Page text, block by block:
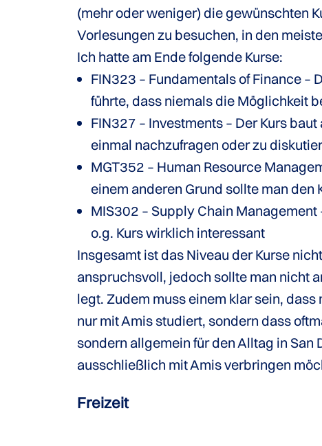
(mehr oder weniger) die gewünschten
Vorlesungen zu besuchen, in den
Ich hatte am Ende folgende Kurse:
FIN323 – Fundamentals of Finance –
führte, dass niemals die Möglichkeit
FIN327 – Investments – Der Kurs
einmal nachzufragen oder zu
MGT352 – Human Resource
einem anderen Grund sollte man den
MIS302 – Supply Chain
o.g. Kurs wirklich interessant
Insgesamt ist das Niveau der Kurse
anspruchsvoll, jedoch sollte man nicht
legt. Zudem muss einem klar sein,
nur mit Amis studiert, sondern dass
sondern allgemein für den Alltag in
ausschließlich mit Amis verbringen
Freizeit